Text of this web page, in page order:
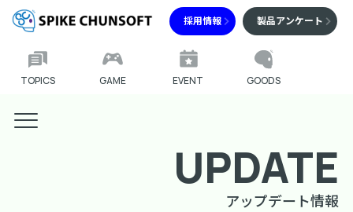
採用情報 製品アンケート
TOPICS GAME EVENT GOODS
UPDATE
アップデート情報